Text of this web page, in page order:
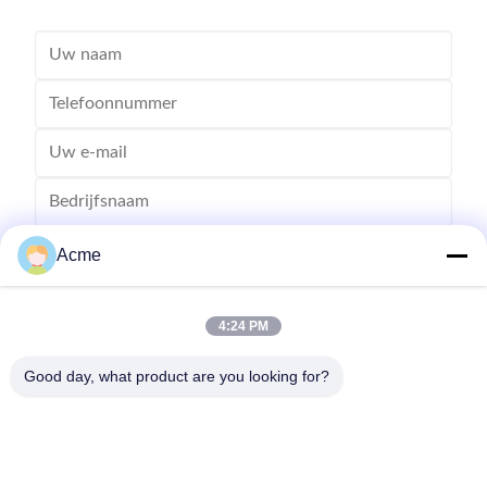
Verzend
Acme
4:24 PM
Good day, what product are you looking for?